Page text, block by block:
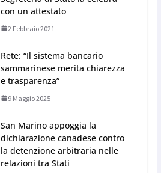
con un attestato
2 Febbraio 2021
Rete: “Il sistema bancario
sammarinese merita chiarezza
e trasparenza”
9 Maggio 2025
San Marino appoggia la
dichiarazione canadese contro
la detenzione arbitraria nelle
relazioni tra Stati